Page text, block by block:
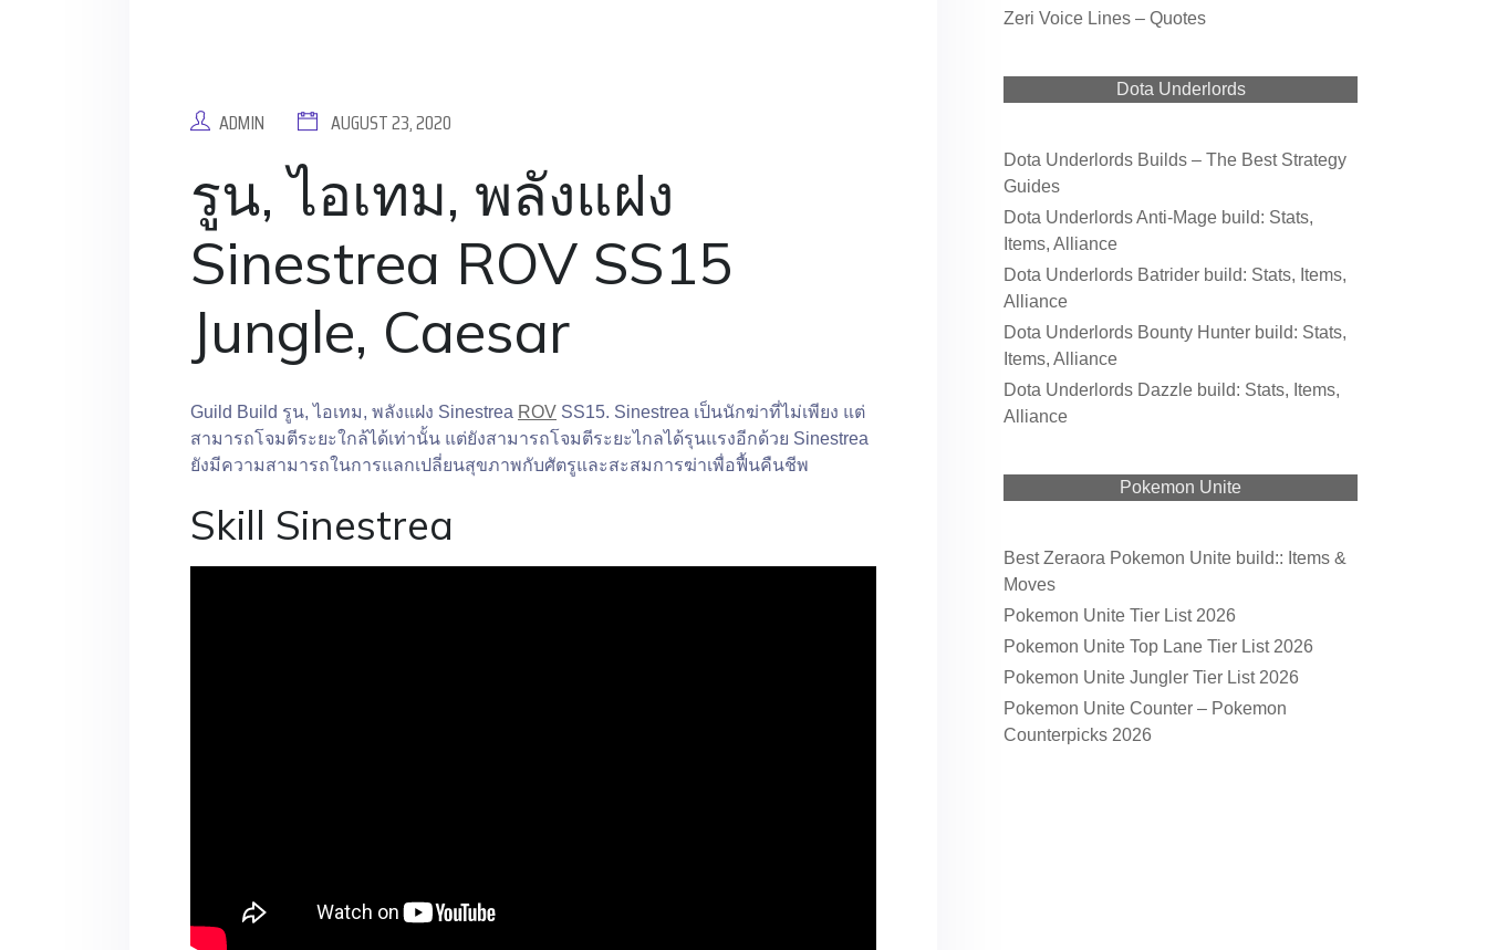
ADMIN AUGUST 23, 2020
รูน, ไอเทม, พลังแฝง
Sinestrea ROV SS15
Jungle, Caesar
Guild Build รูน, ไอเทม, พลังแฝง Sinestrea ROV SS15. Sinestrea เป็นนักฆ่าที่ไม่เพียง แต่
สามารถโจมตีระยะใกล้ได้เท่านั้น แต่ยังสามารถโจมตีระยะไกลได้รุนแรงอีกด้วย Sinestrea
ยังมีความสามารถในการแลกเปลี่ยนสุขภาพกับศัตรูและสะสมการฆ่าเพื่อฟื้นคืนชีพ
Skill Sinestrea
Zeri Voice Lines – Quotes
Dota Underlords
Dota Underlords Builds – The Best Strategy
Guides
Dota Underlords Anti-Mage build: Stats,
Items, Alliance
Dota Underlords Batrider build: Stats, Items,
Alliance
Dota Underlords Bounty Hunter build: Stats,
Items, Alliance
Dota Underlords Dazzle build: Stats, Items,
Alliance
Pokemon Unite
Best Zeraora Pokemon Unite build:: Items &
Moves
Pokemon Unite Tier List 2026
Pokemon Unite Top Lane Tier List 2026
Pokemon Unite Jungler Tier List 2026
Pokemon Unite Counter – Pokemon
Counterpicks 2026